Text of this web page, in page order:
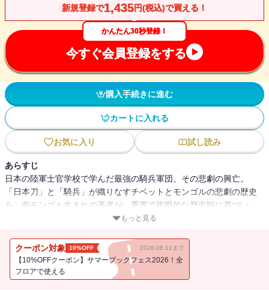
新規登録で1,435円(税込)で買える！
かんたん30秒登録！
今すぐ会員登録をする
購入手続きに進む
カートに入れる
お気に入り 試し読み
あらすじ
日本の陸軍士官学校で学んだ最強の騎兵軍団、その悲劇の興亡。
「日本刀」と「騎兵」が織りなすチベットとモンゴルの悲劇の歴史
を、南モンゴル生まれの著者が、重厚で複眼的な歴史観に基づい
て、現地取材も行ない見事に再現！(以下、著者「はじめに」より要
本書はモンゴル人とチベット人の歴史だけでなく、日本人の歴史で
もある。
しかし、本書はモンゴル人の軍功史ではない。二十世紀を駆け抜け
もっと見る
クーポン対象 10%OFF 2026.08.11まで
【10%OFFクーポン】サマーブックフェス2026！全
フロアで使える